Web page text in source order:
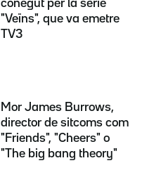
conegut per la sèrie
"Veïns", que va emetre
TV3
Mor James Burrows,
director de sitcoms com
"Friends", "Cheers" o
"The big bang theory"